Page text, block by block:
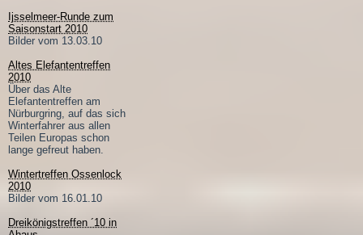
Ijsselmeer-Runde zum
Saisonstart 2010
Bilder vom 13.03.10
Altes Elefantentreffen
2010
Über das Alte
Elefantentreffen am
Nürburgring, auf das sich
Winterfahrer aus allen
Teilen Europas schon
lange gefreut haben.
Wintertreffen Ossenlock
2010
Bilder vom 16.01.10
Dreikönigstreffen ´10 in